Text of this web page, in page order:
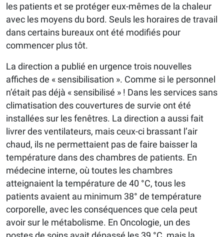
les patients et se protéger eux-mêmes de la chaleur
avec les moyens du bord. Seuls les horaires de travail
dans certains bureaux ont été modifiés pour
commencer plus tôt.
La direction a publié en urgence trois nouvelles
affiches de « sensibilisation ». Comme si le personnel
n’était pas déjà « sensibilisé » ! Dans les services sans
climatisation des couvertures de survie ont été
installées sur les fenêtres. La direction a aussi fait
livrer des ventilateurs, mais ceux-ci brassant l’air
chaud, ils ne permettaient pas de faire baisser la
température dans des chambres de patients. En
médecine interne, où toutes les chambres
atteignaient la température de 40 °C, tous les
patients avaient au minimum 38° de température
corporelle, avec les conséquences que cela peut
avoir sur le métabolisme. En Oncologie, un des